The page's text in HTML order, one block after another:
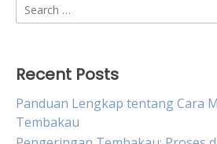
Search
for:
Recent Posts
Panduan Lengkap tentang Cara
Tembakau